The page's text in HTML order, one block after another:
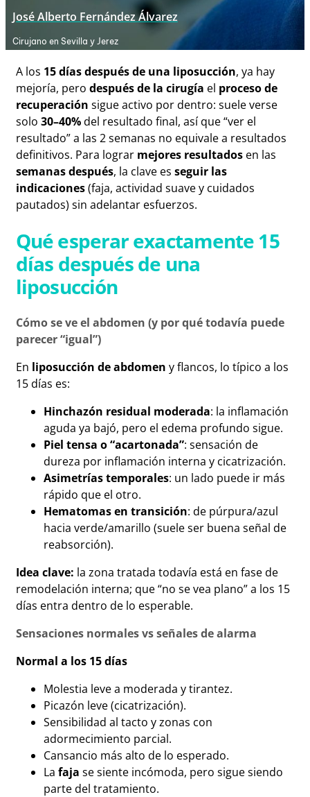
José Alberto Fernández Álvarez
Cirujano en Sevilla y Jerez
A los 15 días después de una liposucción, ya hay
mejoría, pero después de la cirugía el proceso de
recuperación sigue activo por dentro: suele verse
solo 30–40%del resultado final, así que “ver el
resultado” a las 2 semanas no equivale a resultados
definitivos. Para lograr mejores resultados en las
semanas después, la clave es seguir las
indicaciones(faja, actividad suave y cuidados
pautados) sin adelantar esfuerzos.
Qué esperar exactamente 15
días después de una
liposucción
Cómo se ve el abdomen (y por qué todavía puede
parecer “igual”)
En liposucción de abdomen y flancos, lo típico a los
15 días es:
Hinchazón residual moderada: la inflamación
aguda ya bajó, pero el edema profundo sigue.
Piel tensa o “acartonada”: sensación de
dureza por inflamación interna y cicatrización.
Asimetrías temporales: un lado puede ir más
rápido que el otro.
Hematomas en transición: de púrpura/azul
hacia verde/amarillo (suele ser buena señal de
reabsorción).
Idea clave: la zona tratada todavía está en fase de
remodelación interna; que “no se vea plano” a los 15
días entra dentro de lo esperable.
Sensaciones normales vs señales de alarma
Normal a los 15 días
Molestia leve a moderada y tirantez.
Picazón leve (cicatrización).
Sensibilidad al tacto y zonas con
adormecimiento parcial.
Cansancio más alto de lo esperado.
La faja se siente incómoda, pero sigue siendo
parte del tratamiento.